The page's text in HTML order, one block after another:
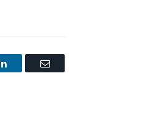
LinkedIn Email